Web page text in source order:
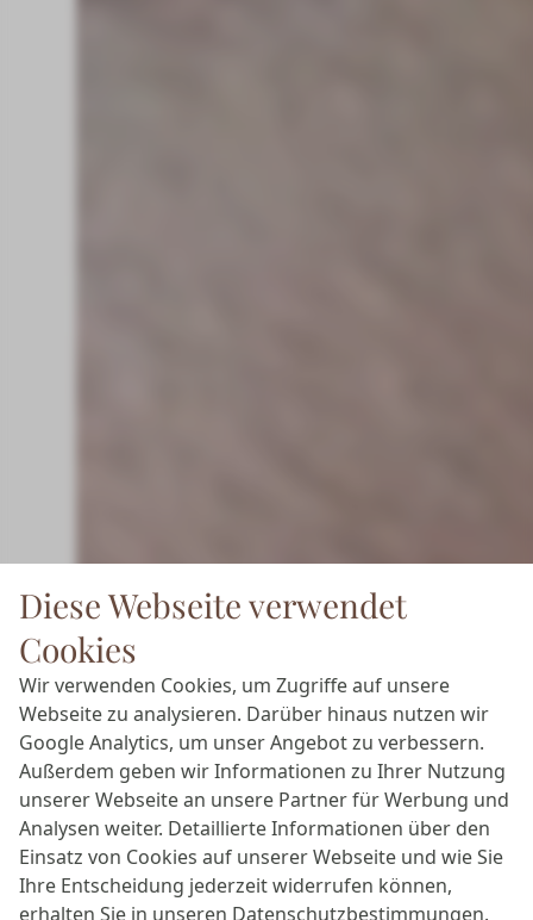
Diese Webseite verwendet
Cookies
Wir verwenden Cookies, um Zugriffe auf unsere
Webseite zu analysieren. Darüber hinaus nutzen wir
Google Analytics, um unser Angebot zu verbessern.
Außerdem geben wir Informationen zu Ihrer Nutzung
unserer Webseite an unsere Partner für Werbung und
Analysen weiter. Detaillierte Informationen über den
Einsatz von Cookies auf unserer Webseite und wie Sie
Ihre Entscheidung jederzeit widerrufen können,
erhalten Sie in unseren Datenschutzbestimmungen.